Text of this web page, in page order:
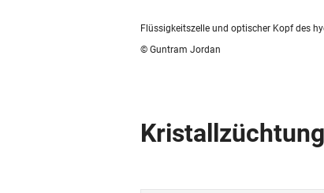
Flüssigkeitszelle und optischer Kopf des
© Guntram Jordan